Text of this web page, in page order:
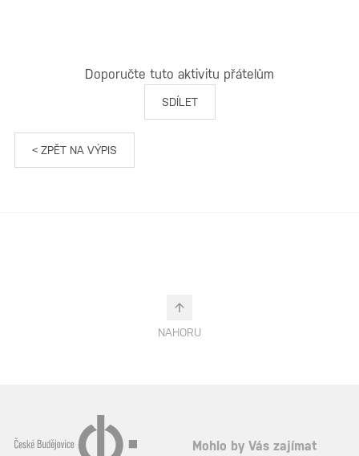
Doporučte tuto aktivitu přátelům
SDÍLET
< ZPĚT NA VÝPIS
NAHORU
Mohlo by Vás zajímat